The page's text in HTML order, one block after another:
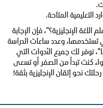
التعليمية المتاحة.
الإنجليزية؟"، فإن الإجابة
تستخدمها، وعدد ساعات الدراسة
نوفر لك جميع الأدوات التي
كنت تبدأ من الصفر أو تسعى
نحو إتقان الإنجليزية بثقة!